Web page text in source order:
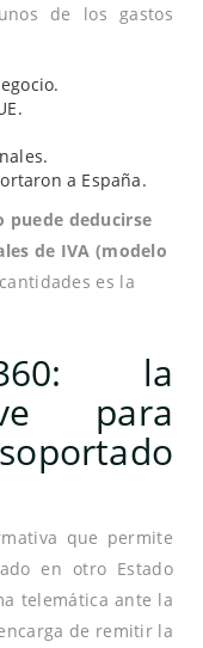
de los gastos
a España.
puede deducirse
de IVA (modelo
es la
la
para
que permite
en otro Estado
telemática ante la
de remitir la